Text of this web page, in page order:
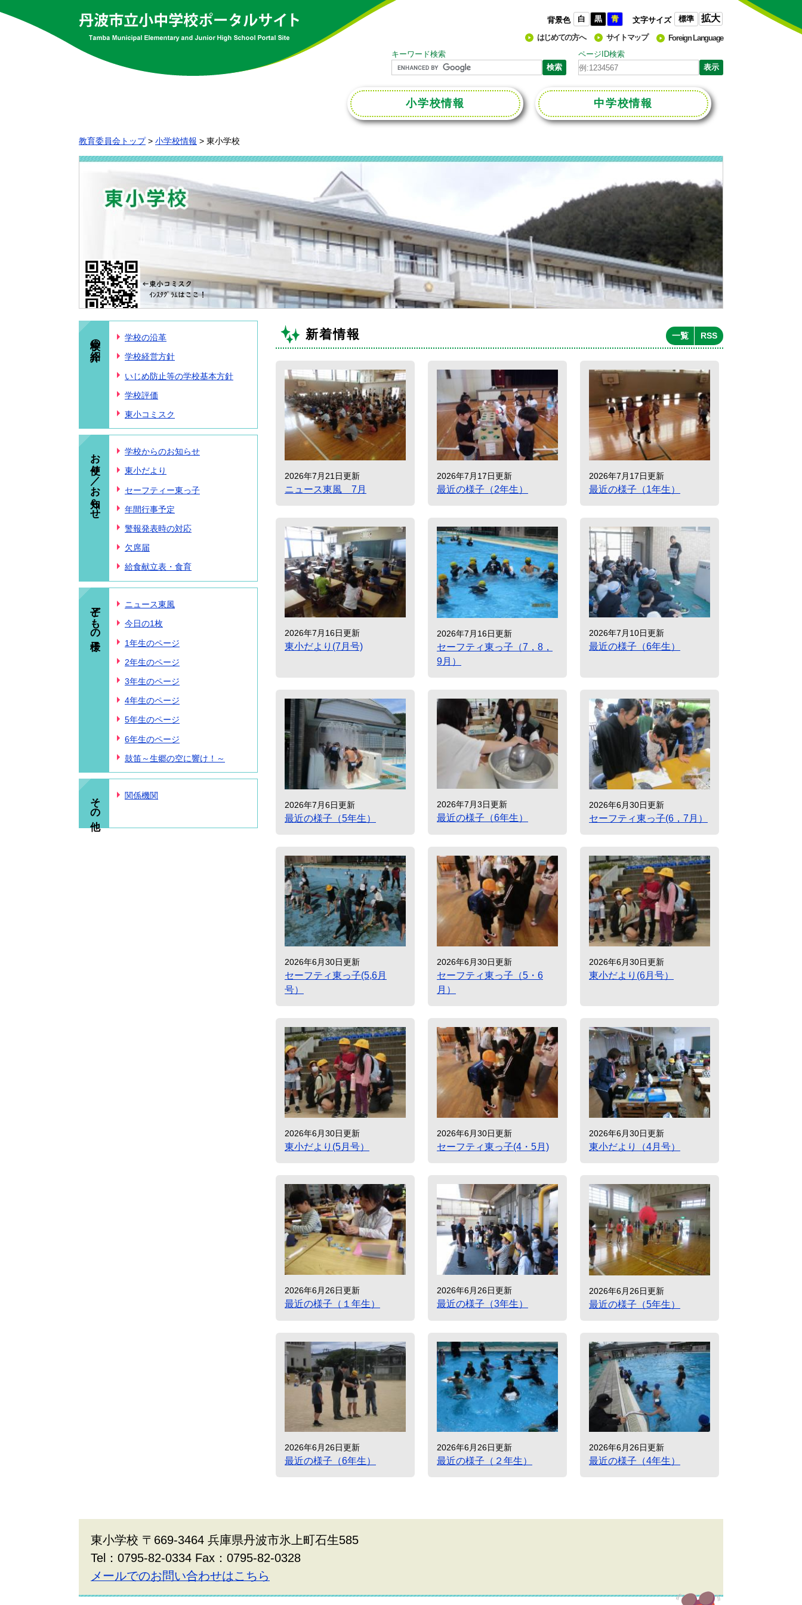
背景色 白 黒 青 文字サイズ 標準 拡大
はじめての方へ サイトマップ
Foreign Language
キーワード検索
ページID検索
小学校情報 中学校情報
教育委員会トップ > 小学校情報 > 東小学校
学校の紹介 学校の沿革
学校経営方針
いじめ防止等の学校基本方針
学校評価
東小コミスク
お便り／お知らせ 学校からのお知らせ
東小だより
セーフティー東っ子
年間行事予定
警報発表時の対応
欠席届
給食献立表・食育
子どもの様子 ニュース東風
今日の1枚
1年生のページ
2年生のページ
3年生のページ
4年生のページ
5年生のページ
6年生のページ
鼓笛～生郷の空に響け！～
その他 関係機関
新着情報
2026年7月21日更新
ニュース東風 7月
2026年7月17日更新
最近の様子（2年生）
2026年7月17日更新
最近の様子（1年生）
2026年7月16日更新
東小だより(7月号)
2026年7月16日更新
セーフティ東っ子（7，8，
9月）
2026年7月10日更新
最近の様子（6年生）
2026年7月6日更新
最近の様子（5年生）
2026年7月3日更新
最近の様子（6年生）
2026年6月30日更新
セーフティ東っ子(6，7月）
2026年6月30日更新
セーフティ東っ子(5,6月
号）
2026年6月30日更新
セーフティ東っ子（5・6
月）
2026年6月30日更新
東小だより(6月号）
2026年6月30日更新
東小だより(5月号）
2026年6月30日更新
セーフティ東っ子(4・5月)
2026年6月30日更新
東小だより（4月号）
2026年6月26日更新
最近の様子（１年生）
2026年6月26日更新
最近の様子（3年生）
2026年6月26日更新
最近の様子（5年生）
2026年6月26日更新
最近の様子（6年生）
2026年6月26日更新
最近の様子（２年生）
2026年6月26日更新
最近の様子（4年生）
一覧 RSS
東小学校 〒669-3464 兵庫県丹波市氷上町石生585
Tel：0795-82-0334 Fax：0795-82-0328
メールでのお問い合わせはこちら